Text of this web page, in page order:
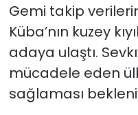
Gemi takip
Küba’nın kuzey
adaya ulaştı.
mücadele eden
sağlaması